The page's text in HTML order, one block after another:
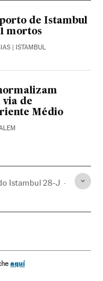
de Istambul
mortos
| ISTAMBUL
via de
Médio
Istambul 28-J
aquí